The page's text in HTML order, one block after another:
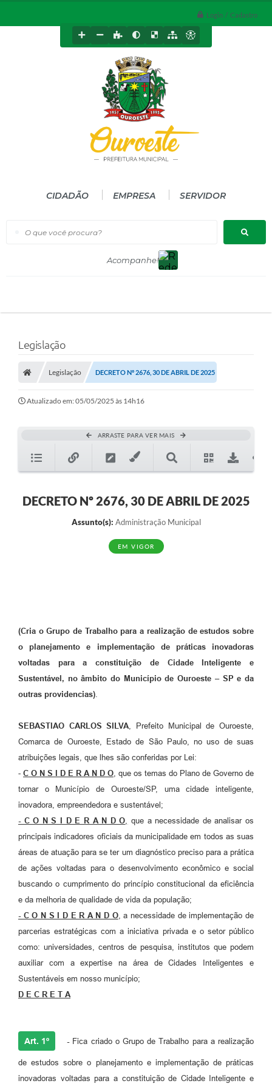
Login / Cadastro
O que você procura?
CIDADÃO EMPRESA SERVIDOR
Legislação
Legislação DECRETO Nº 2676, 30 DE ABRIL DE 2025
Atualizado em: 05/05/2025 às 14h16
ARRASTE PARA VER MAIS
DECRETO Nº 2676, 30 DE ABRIL DE 2025
Assunto(s): Administração Municipal
EM VIGOR
(Cria o Grupo de Trabalho para a realização de estudos sobre
o planejamento e implementação de práticas inovadoras
voltadas para a constituição de Cidade Inteligente e
Sustentável, no âmbito do Município de Ouroeste – SP e da
outras providencias).
SEBASTIAO CARLOS SILVA, Prefeito Municipal de Ouroeste,
Comarca de Ouroeste, Estado de São Paulo, no uso de suas
atribuições legais, que lhes são conferidas por Lei:
- C O N S I D E R A N D O, que os temas do Plano de Governo de
tornar o Município de Ouroeste/SP, uma cidade inteligente,
inovadora, empreendedora e sustentável;
- C O N S I D E R A N D O, que a necessidade de analisar os
principais indicadores oficiais da municipalidade em todos as suas
áreas de atuação para se ter um diagnóstico preciso para a prática
de ações voltadas para o desenvolvimento econômico e social
buscando o cumprimento do princípio constitucional da eficiência
e da melhoria de qualidade de vida da população;
- C O N S I D E R A N D O, a necessidade de implementação de
parcerias estratégicas com a iniciativa privada e o setor público
como: universidades, centros de pesquisa, institutos que podem
auxiliar com a expertise na área de Cidades Inteligentes e
Sustentáveis em nosso município;
D E C R E T A
Art. 1º -Fica criado o Grupo de Trabalho para a realização
de estudos sobre o planejamento e implementação de práticas
inovadoras voltadas para a constituição de Cidade Inteligente e